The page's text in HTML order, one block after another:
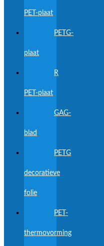
PET-plaat
PETG-
plaat
R
PET-plaat
GAG-
blad
PETG
decoratieve
folie
PET-
thermovorming